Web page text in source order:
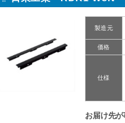
製造元
価格
仕様
お届け先